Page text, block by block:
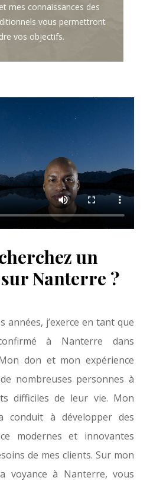
mes connaissances des
vous permettront
vos objectifs.
un
Nanterre ?
années, j’exerce en tant que
à Nanterre dans
don et mon expérience
nombreuses personnes à
difficiles de leur vie. Mon
conduit à développer des
modernes et innovantes
de mes clients. Sur mon
voyance à Nanterre, vous